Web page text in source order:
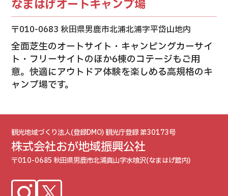
なまはげオートキャンプ場
〒010-0683 秋田県男鹿市北浦北浦字平岱山地内
全面芝生のオートサイト・キャンピングカーサイ
ト・フリーサイトのほか6棟のコテージもご用
意。快適にアウトドア体験を楽しめる高規格のキ
ャンプ場です。
観光地域づくり法人(登録DMO) 観光庁登録 第30173号
株式会社おが地域振興公社
〒010-0685 秋田県男鹿市北浦真山字水喰沢(なまはげ館内)